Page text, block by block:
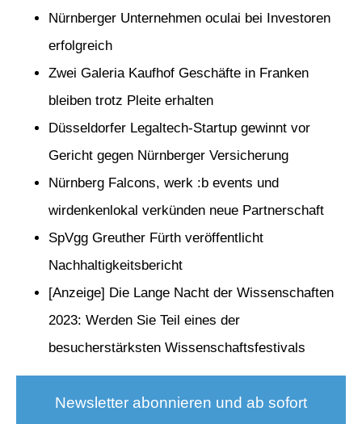
Nürnberger Unternehmen oculai bei Investoren
erfolgreich
Zwei Galeria Kaufhof Geschäfte in Franken
bleiben trotz Pleite erhalten
Düsseldorfer Legaltech-Startup gewinnt vor
Gericht gegen Nürnberger Versicherung
Nürnberg Falcons, werk :b events und
wirdenkenlokal verkünden neue Partnerschaft
SpVgg Greuther Fürth veröffentlicht
Nachhaltigkeitsbericht
[Anzeige] Die Lange Nacht der Wissenschaften
2023: Werden Sie Teil eines der
besucherstärksten Wissenschaftsfestivals
Newsletter abonnieren und ab sofort